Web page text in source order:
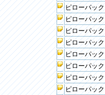
ピローパック
ピローパック
ピローパック
ピローパック
ピローパック
ピローパック
ピローパック
ピローパック